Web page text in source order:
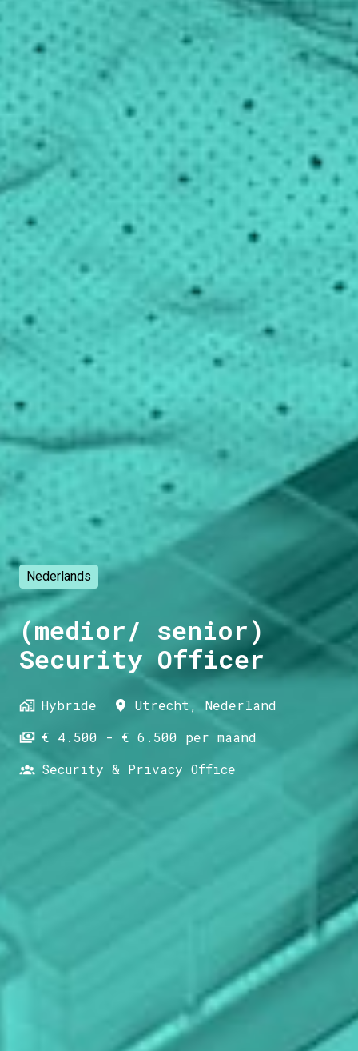
Nederlands
(medior/ senior)
Security Officer
Hybride Utrecht ,
Nederland
€ 4.500 - € 6.500 per maand
Security & Privacy Office